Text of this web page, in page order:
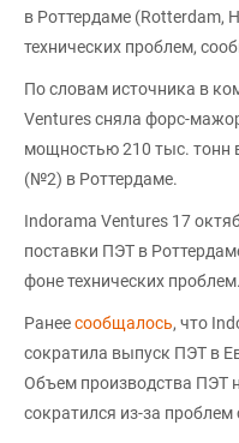
в Роттердаме (Rotterdam,
технических проблем,
По словам источника в
Ventures сняла форс-
мощностью 210 тыс. тонн
(№2) в Роттердаме.
Indorama Ventures 17
поставки ПЭТ в
фоне технических проблем.
Ранеесообщалось, что
сократила выпуск ПЭТ в
Объем производства ПЭТ
сократился из-за проблем